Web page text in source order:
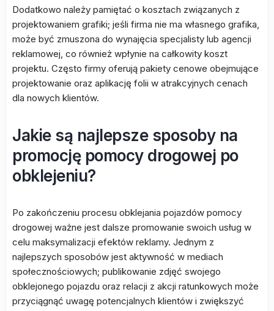
Dodatkowo należy pamiętać o kosztach związanych z
projektowaniem grafiki; jeśli firma nie ma własnego grafika,
może być zmuszona do wynajęcia specjalisty lub agencji
reklamowej, co również wpłynie na całkowity koszt
projektu. Często firmy oferują pakiety cenowe obejmujące
projektowanie oraz aplikację folii w atrakcyjnych cenach
dla nowych klientów.
Jakie są najlepsze sposoby na
promocję pomocy drogowej po
obklejeniu?
Po zakończeniu procesu obklejania pojazdów pomocy
drogowej ważne jest dalsze promowanie swoich usług w
celu maksymalizacji efektów reklamy. Jednym z
najlepszych sposobów jest aktywność w mediach
społecznościowych; publikowanie zdjęć swojego
obklejonego pojazdu oraz relacji z akcji ratunkowych może
przyciągnąć uwagę potencjalnych klientów i zwiększyć